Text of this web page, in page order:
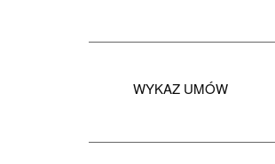
WYKAZ UMÓW